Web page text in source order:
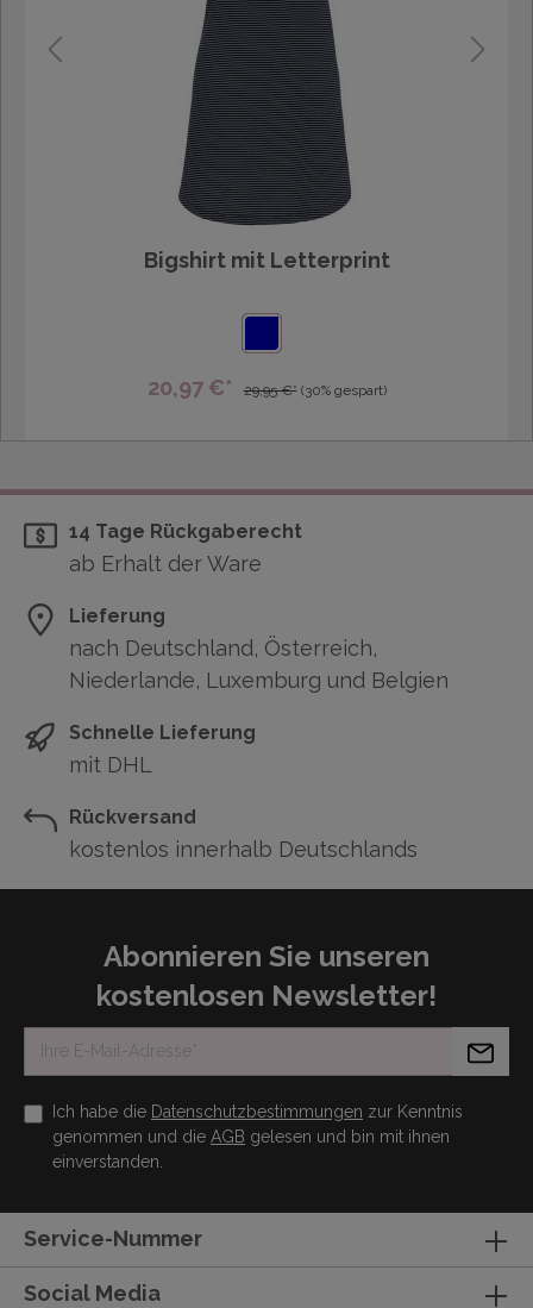
Bigshirt mit Letterprint
20,97 €* 29,95 €* (30% gespart)
14 Tage Rückgaberecht
ab Erhalt der Ware
Lieferung
nach Deutschland, Österreich,
Niederlande, Luxemburg und Belgien
Schnelle Lieferung
mit DHL
Rückversand
kostenlos innerhalb Deutschlands
Abonnieren Sie unseren
kostenlosen Newsletter!
Ich habe die Datenschutzbestimmungen zur Kenntnis
genommen und die AGB gelesen und bin mit ihnen
einverstanden.
Service-Nummer
Social Media